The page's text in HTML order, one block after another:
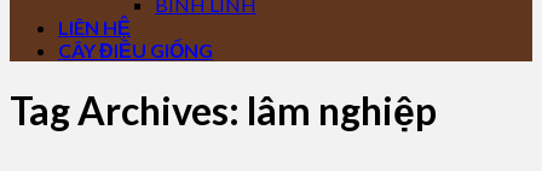
LIÊN HỆ
CÂY ĐIỀU GIỐNG
Tag Archives: lâm nghiệp